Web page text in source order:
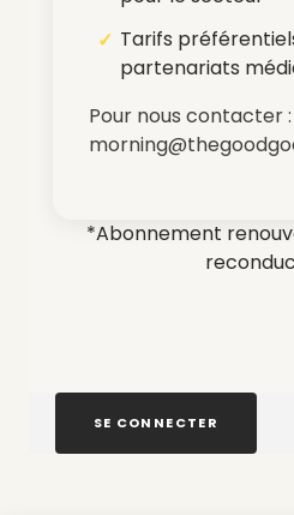
Tarifs
partenariats
Pour nous contacter :
*Abonnement
SE CONNECTER